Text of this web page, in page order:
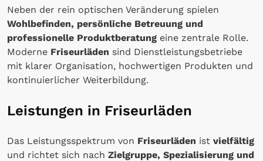
Neben der rein optischen Veränderung spielen
Wohlbefinden, persönliche Betreuung und
professionelle Produktberatung eine zentrale Rolle.
Moderne Friseurläden sind Dienstleistungsbetriebe
mit klarer Organisation, hochwertigen Produkten und
kontinuierlicher Weiterbildung.
Leistungen in Friseurläden
Das Leistungsspektrum von Friseurläden ist vielfältig
und richtet sich nach Zielgruppe, Spezialisierung und